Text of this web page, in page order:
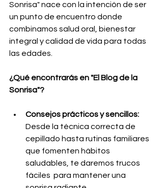
Sonrisa" nace con la intención de ser
un punto de encuentro donde
combinamos salud oral, bienestar
integral y calidad de vida para todas
las edades.
¿Qué encontrarás en "El Blog de la
Sonrisa"?
Consejos prácticos y sencillos:
Desde la técnica correcta de
cepillado hasta rutinas familiares
que fomenten hábitos
saludables, te daremos trucos
fáciles  para mantener una